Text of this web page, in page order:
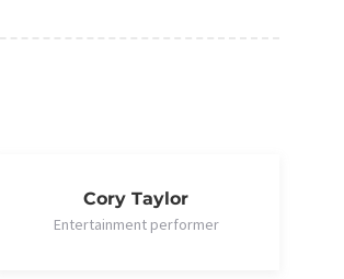
Cory Taylor
Entertainment performer